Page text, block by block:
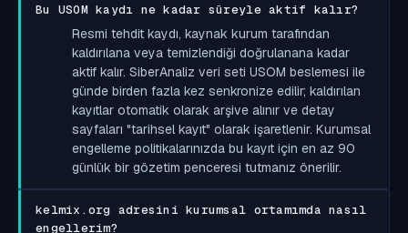
Bu USOM kaydı ne kadar süreyle aktif kalır?
Resmi tehdit kaydı, kaynak kurum tarafından
kaldırılana veya temizlendiği doğrulanana kadar
aktif kalır. SiberAnaliz veri seti USOM beslemesi ile
günde birden fazla kez senkronize edilir; kaldırılan
kayıtlar otomatik olarak arşive alınır ve detay
sayfaları "tarihsel kayıt" olarak işaretlenir. Kurumsal
engelleme politikalarınızda bu kayıt için en az 90
günlük bir gözetim penceresi tutmanız önerilir.
kelmix.org adresini kurumsal ortamımda nasıl
engellerim?